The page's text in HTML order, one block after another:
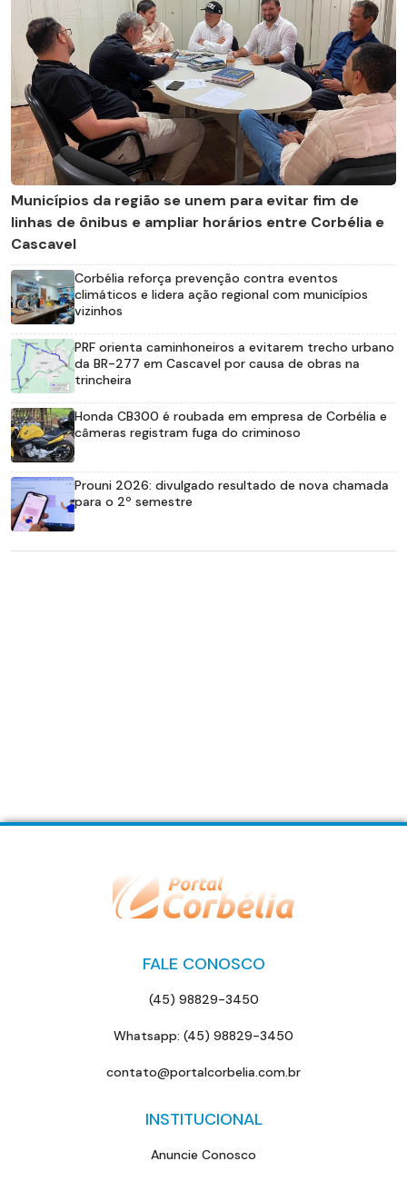
Municípios da região se unem para evitar fim de
linhas de ônibus e ampliar horários entre Corbélia e
Cascavel
Corbélia reforça prevenção contra eventos
climáticos e lidera ação regional com municípios
vizinhos
PRF orienta caminhoneiros a evitarem trecho urbano
da BR-277 em Cascavel por causa de obras na
trincheira
Honda CB300 é roubada em empresa de Corbélia e
câmeras registram fuga do criminoso
Prouni 2026: divulgado resultado de nova chamada
para o 2º semestre
FALE CONOSCO
(45) 98829-3450
Whatsapp: (45) 98829-3450
contato@portalcorbelia.com.br
INSTITUCIONAL
Anuncie Conosco